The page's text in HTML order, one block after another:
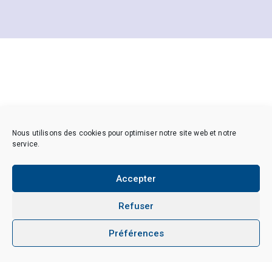
Nous utilisons des cookies pour optimiser notre site web et notre
service.
Accepter
Refuser
Préférences